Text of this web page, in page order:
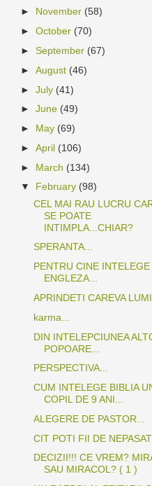
► November (58)
►October (70)
►September (67)
►August (46)
►July (41)
►June (49)
► May (69)
►April (106)
► March (134)
▼ February (98)
CEL MAI RAU LUCRU
SE POATE
INTIMPLA...CHIAR?
SPERANTA...
PENTRU CINE INTELEGE
ENGLEZA...
APRINDETI CAREVA
karma...
DIN INTELEPCIUNEA
POPOARE...
PERSPECTIVA...
CUM INTELEGE BIBLIA
COPIL DE 9 ANI...
ALEGERE DE PASTOR...
CIT POTI FII DE
DECIZII!!! CE VREM?
SAU MIRACOL? ( 1 )